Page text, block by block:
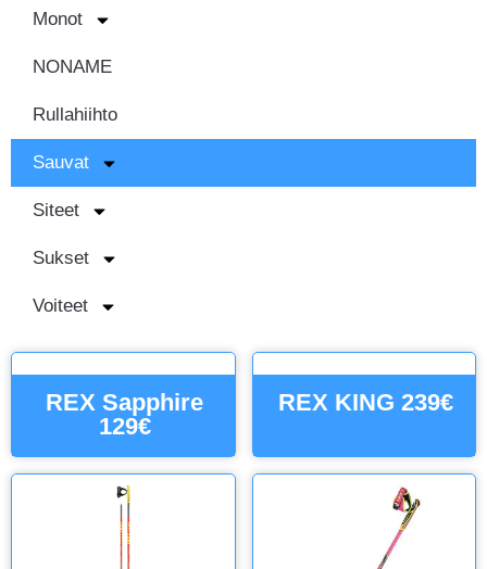
Monot
NONAME
Rullahiihto
Sauvat
Siteet
Sukset
Voiteet
REX Sapphire
129€
REX KING 239€